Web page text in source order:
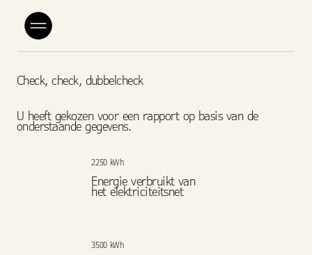
Check, check, dubbelcheck
U heeft gekozen voor een rapport op basis van de
onderstaande gegevens.
2250 kWh
Energie verbruikt van
het elektriciteitsnet
3500 kWh